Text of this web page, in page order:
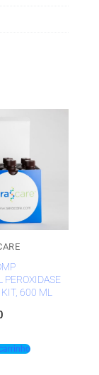
PEROXIDASE
KIT, 600 ML